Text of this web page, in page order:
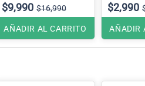
$9,990 $16,990
AÑADIR AL CARRITO
$2,990
AÑADIR